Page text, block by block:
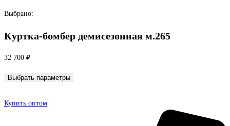
Перейти
содержимому
Выбрано:
Куртка-бомбер демисезонная м.265
32 700 ₽
Выбрать параметры
Купить оптом